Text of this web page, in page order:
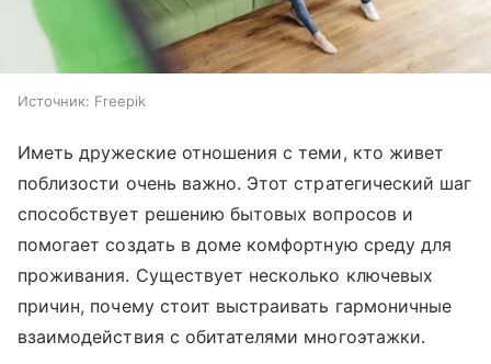
Источник: Freepik
Иметь дружеские отношения с теми, кто живет
поблизости очень важно. Этот стратегический шаг
способствует решению бытовых вопросов и
помогает создать в доме комфортную среду для
проживания. Существует несколько ключевых
причин, почему стоит выстраивать гармоничные
взаимодействия с обитателями многоэтажки.